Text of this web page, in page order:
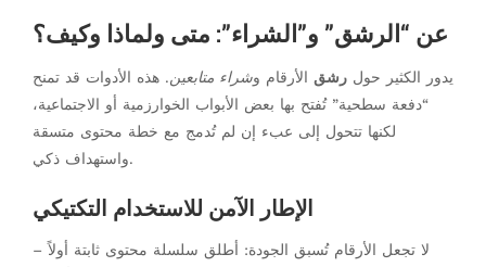
عن “الرشق” و”الشراء”: متى ولماذا وكيف؟
يدور الكثير حول رشق الأرقام وشراء متابعين. هذه الأدوات قد تمنح
“دفعة سطحية” تُفتح بها بعض الأبواب الخوارزمية أو الاجتماعية،
لكنها تتحول إلى عبء إن لم تُدمج مع خطة محتوى متسقة
واستهداف ذكي.
الإطار الآمن للاستخدام التكتيكي
– لا تجعل الأرقام تُسبق الجودة: أطلق سلسلة محتوى ثابتة أولاً